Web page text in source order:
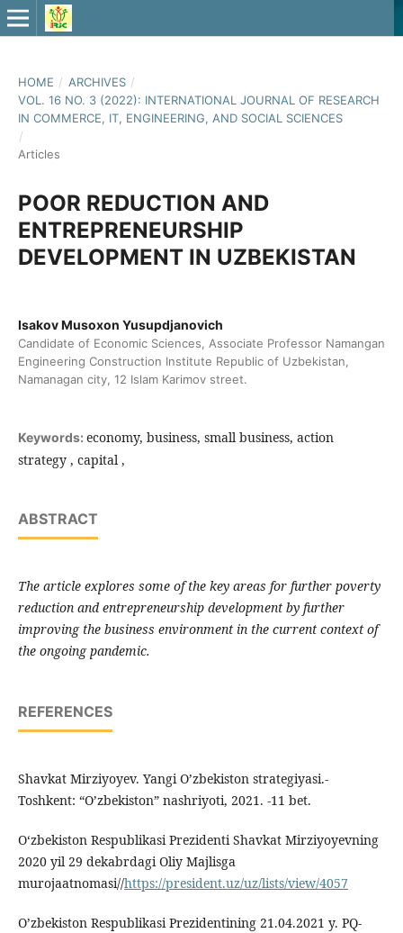
HOME / ARCHIVES /
VOL. 16 NO. 3 (2022): INTERNATIONAL JOURNAL OF RESEARCH
IN COMMERCE, IT, ENGINEERING, AND SOCIAL SCIENCES
/
Articles
POOR REDUCTION AND
ENTREPRENEURSHIP
DEVELOPMENT IN UZBEKISTAN
Isakov Musoxon Yusupdjanovich
Candidate of Economic Sciences, Associate Professor Namangan
Engineering Construction Institute Republic of Uzbekistan,
Namanagan city, 12 Islam Karimov street.
Keywords: economy, business, small business, action
strategy , capital ,
ABSTRACT
The article explores some of the key areas for further poverty
reduction and entrepreneurship development by further
improving the business environment in the current context of
the ongoing pandemic.
REFERENCES
Shavkat Mirziyoyev. Yangi O’zbekiston strategiyasi.-
Toshkent: “O’zbekiston” nashriyoti, 2021. -11 bet.
O‘zbekiston Respublikasi Prezidenti Shavkat Mirziyoyevning
2020 yil 29 dekabrdagi Oliy Majlisga
murojaatnomasi//https://president.uz/uz/lists/view/4057
O’zbekiston Respublikasi Prezidentining 21.04.2021 y. PQ-